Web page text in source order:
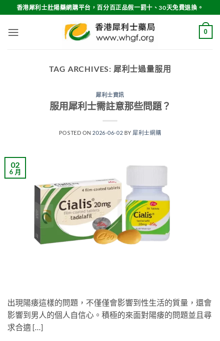
to
content
香港犀利士壯陽藥網購平台，百分百正品假一罰十、30天免費退換。
0
TAG ARCHIVES: 犀利士過量服用
犀利士資訊
服用犀利士需註意那些問題？
POSTED ON 2026-06-02 BY 犀利士網購
02
6 月
出現陽痿這樣的問題，不僅僅會影響到性生活的質量，還會
影響到男人的個人自信心。積極的來面對陽痿的問題並且尋
求合適 […]